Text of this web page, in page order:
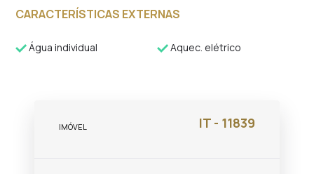
CARACTERÍSTICAS EXTERNAS
Água individual Aquec. elétrico
IMÓVEL IT - 11839